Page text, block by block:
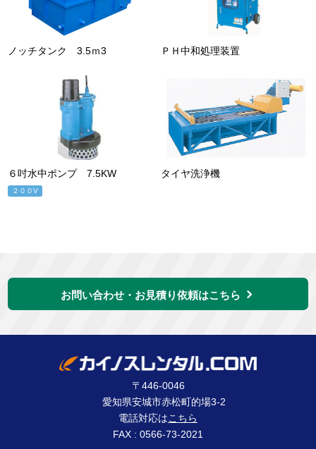
ノッチタンク 3.5ｍ3 ＰＨ中和処理装置
６吋水中ポンプ 7.5KW
２００V
タイヤ洗浄機
お問い合わせ・お見積り依頼はこちら
〒446-0046
愛知県安城市赤松町的場3-2
電話対応はこちら
FAX : 0566-73-2021